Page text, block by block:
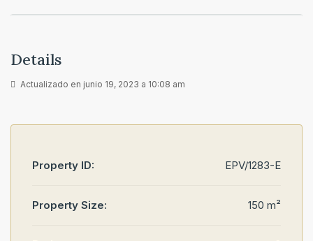
Details
Actualizado en junio 19, 2023 a 10:08 am
Property ID: EPV/1283-E
Property Size: 150 m²